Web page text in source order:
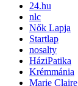
24.hu
nlc
Nők Lapja
Startlap
nosalty
HáziPatika
Krémmánia
Marie Claire